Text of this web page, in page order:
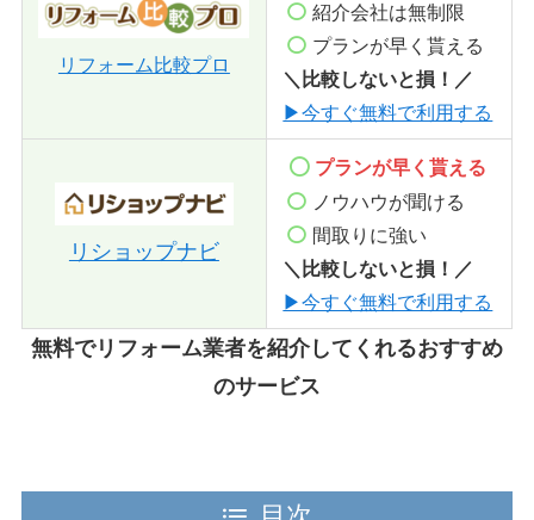
リフォーム比較プロ
紹介会社は無制限
プランが早く貰える
＼比較しないと損！／
▶今すぐ無料で利用する
リショップナビ
プランが早く貰える
ノウハウが聞ける
間取りに強い
＼比較しないと損！／
▶今すぐ無料で利用する
無料でリフォーム業者を紹介してくれるおすすめ
のサービス